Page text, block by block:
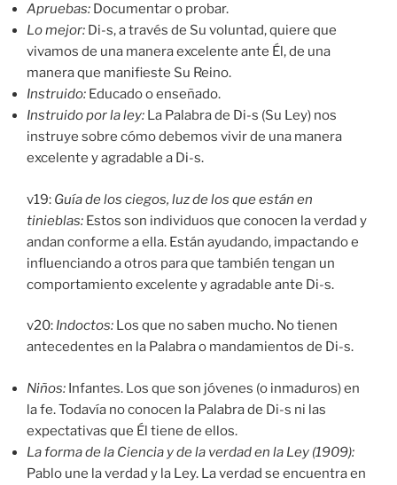
Apruebas: Documentar o probar.
Lo mejor: Di-s, a través de Su voluntad, quiere que
vivamos de una manera excelente ante Él, de una
manera que manifieste Su Reino.
Instruido: Educado o enseñado.
Instruido por la ley: La Palabra de Di-s (Su Ley) nos
instruye sobre cómo debemos vivir de una manera
excelente y agradable a Di-s.
v19: Guía de los ciegos, luz de los que están en
tinieblas: Estos son individuos que conocen la verdad y
andan conforme a ella. Están ayudando, impactando e
influenciando a otros para que también tengan un
comportamiento excelente y agradable ante Di-s.
v20: Indoctos: Los que no saben mucho. No tienen
antecedentes en la Palabra o mandamientos de Di-s.
Niños: Infantes. Los que son jóvenes (o inmaduros) en
la fe. Todavía no conocen la Palabra de Di-s ni las
expectativas que Él tiene de ellos.
La forma de la Ciencia y de la verdad en la Ley (1909):
Pablo une la verdad y la Ley. La verdad se encuentra en